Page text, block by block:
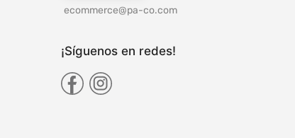
ecommerce@pa-co.com
¡Síguenos en redes!